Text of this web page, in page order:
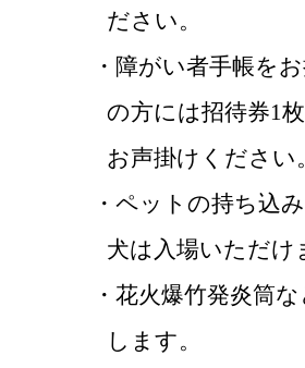
ださい。
・障がい者手帳を
の方には招待券1
お声掛けください
・ペットの持ち込
犬は入場いただけ
・花火爆竹発炎筒
します。